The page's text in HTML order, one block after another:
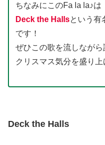
ちなみにこのFa la la♪は
Deck the Hallsという有
です！
ぜひこの歌を流しなが
クリスマス気分を盛り
Deck the Halls